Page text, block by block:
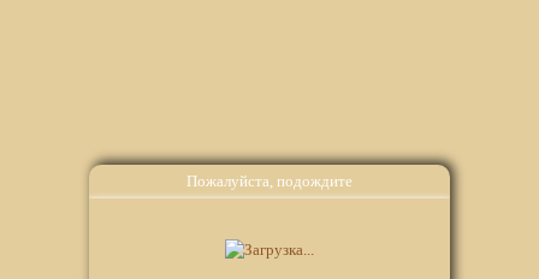
Пожалуйста, подождите
Аналоги